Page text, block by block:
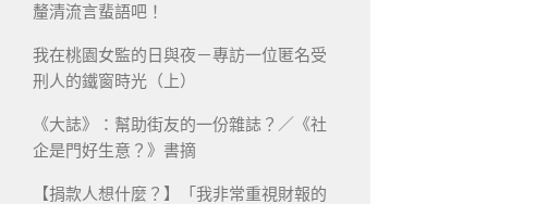
釐清流言蜚語吧！
我在桃園女監的日與夜－專訪一位匿名受
刑人的鐵窗時光（上）
《大誌》：幫助街友的一份雜誌？／《社
企是門好生意？》書摘
【捐款人想什麼？】「我非常重視財報的